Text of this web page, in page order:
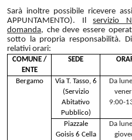
Sarà inoltre possibile ricevere
APPUNTAMENTO). Ilservizio
domanda, che deve essere
sotto la propria responsabilità.
relativi orari:
COMUNE /
ENTE
SEDE
Bergamo
Via T. Tasso, 6
(Servizio
Abitativo
Pubblico)
Da
9:00-
Piazzale
Goisis 6 Cella
Da